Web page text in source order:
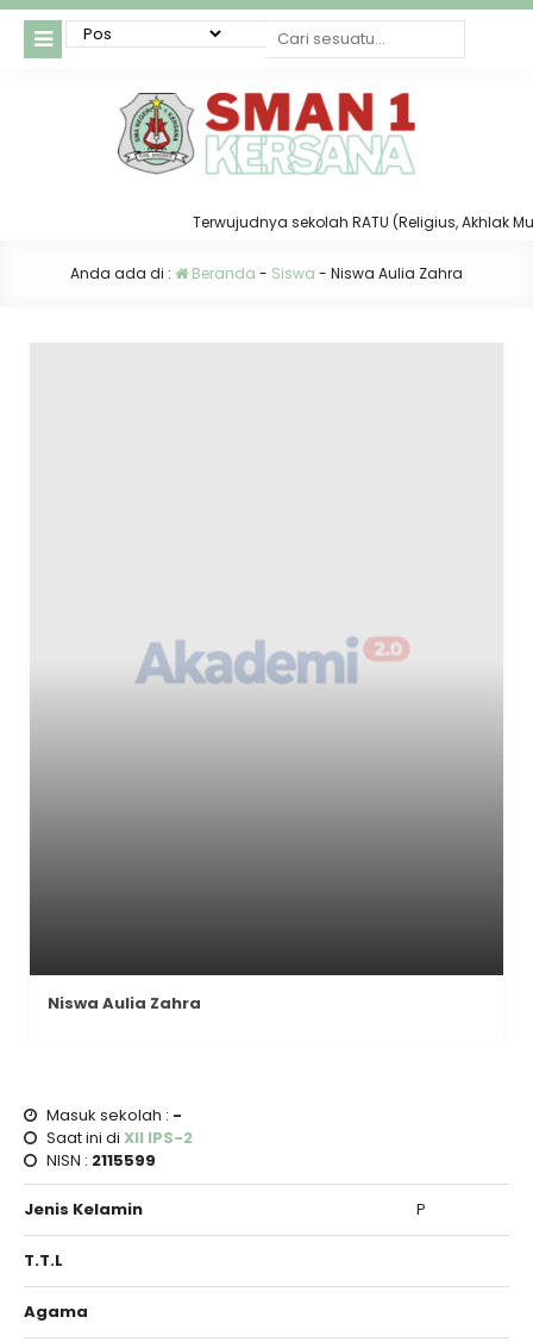
Terwujudnya sekolah RATU (Religius, Akhlak
Anda ada di : Beranda - Siswa - Niswa Aulia Zahra
Niswa Aulia Zahra
Masuk sekolah : -
Saat ini di XII IPS-2
NISN : 2115599
Jenis Kelamin P
T.T.L
Agama